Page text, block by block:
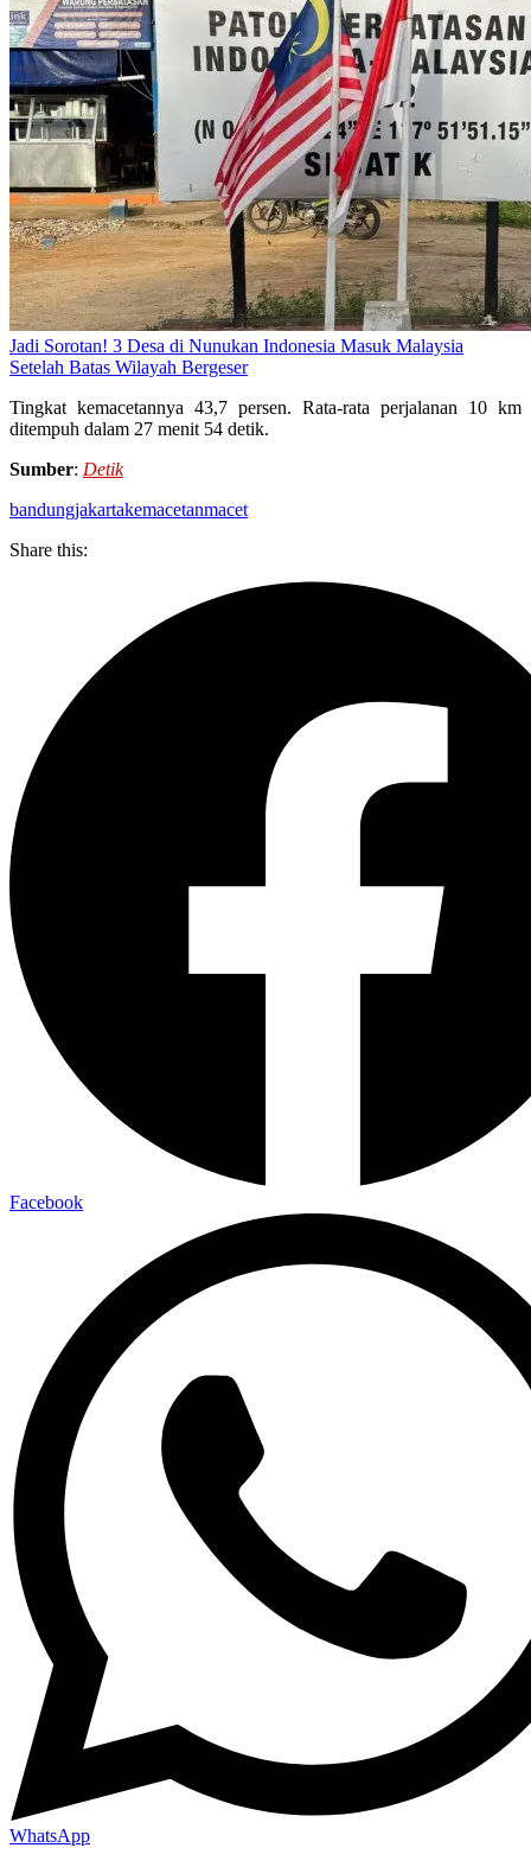
Jadi Sorotan! 3 Desa di Nunukan Indonesia Masuk Malaysia
Setelah Batas Wilayah Bergeser
Tingkat kemacetannya 43,7 persen. Rata-rata perjalanan 10 km
ditempuh dalam 27 menit 54 detik.
Sumber: Detik
bandungjakartakemacetanmacet
Share this:
Facebook
WhatsApp